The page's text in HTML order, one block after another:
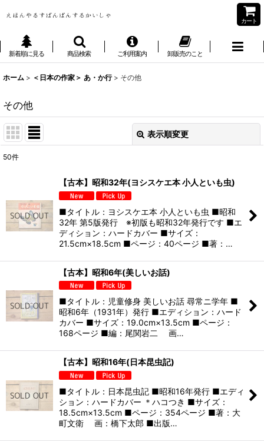
カート
新着順に見る 商品検索 ご利用案内 卸販売のこと
ホーム > ＜日本の作家＞ あ・か行 > その他
その他
表示順変更
並び順:
絞り込む
50件
【古本】昭和32年(ヨシスケエ本 小人といも虫)
■タイトル：ヨシスケエ本 小人といも虫 ■昭和
32年 第5版発行 ※初版も昭和32年発行です ■エ
ディション：ハードカバー ■サイズ：
21.5cm×18.5cm ■ページ：40ページ ■著：…
【古本】昭和6年(美しいお話)
■タイトル：児童修身 美しいお話 尋常ニ学年 ■
昭和6年（1931年）発行 ■エディション：ハード
カバー ■サイズ：19.0cm×13.5cm ■ページ：
168ページ ■編：尾関岩二 画…
【古本】昭和16年(日本昆虫記)
■タイトル：日本昆虫記 ■昭和16年発行 ■エディ
ション：ハードカバー ＊ハコつき ■サイズ：
18.5cm×13.5cm ■ページ：354ページ ■著：大
町文衛 画：橋下太郎 ■出版…